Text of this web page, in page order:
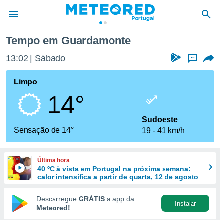
da
foi
fornecidas
a este
das
e
forma
digital
Tempo em Guardamonte
13:02 Sábado ...
Limpo
14°
Sensação de 14°
Sudoeste
19
41 km/h
Última hora
40 ºC à vista em Portugal na próxima semana:
calor intensifica a partir de quarta, 12 de agosto
Descarregue GRÁTIS a app da
Meteored!
Instalar